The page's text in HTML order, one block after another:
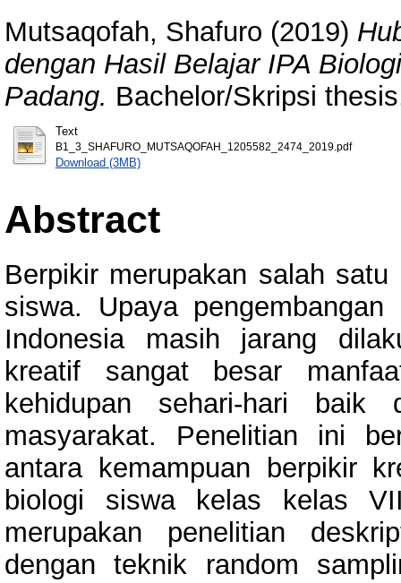
Mutsaqofah, Shafuro (2019)
dengan Hasil Belajar IPA
Padang. Bachelor/Skripsi
Text
B1_3_SHAFURO_MUTSAQOFAH_1205582_2474_2019.pdf
Download (3MB)
Abstract
Berpikir merupakan salah
siswa. Upaya
Indonesia masih jarang
kreatif sangat besar
kehidupan sehari-hari
masyarakat. Penelitian ini
antara kemampuan berpikir
biologi siswa kelas kelas
merupakan penelitian
dengan teknik random